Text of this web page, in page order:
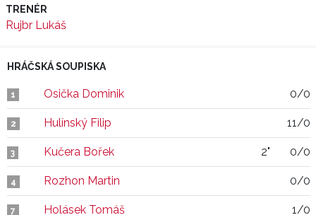
TRENÉR
Rujbr Lukáš
HRÁČSKÁ SOUPISKA
1 Osička Dominik 0/0
2 Hulínský Filip 11/0
3 Kučera Bořek 2" 0/0
4 Rozhon Martin 0/0
7 Holásek Tomáš 1/0